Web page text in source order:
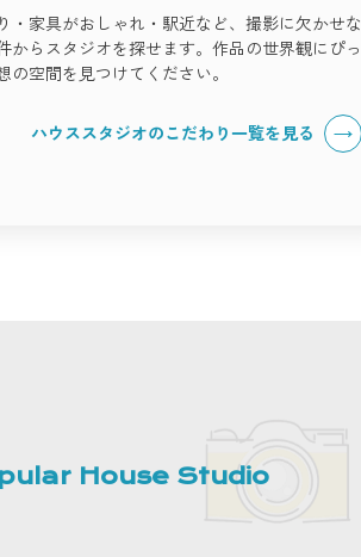
・家具がおしゃれ・駅近など、撮影に欠かせな
からスタジオを探せます。作品の世界観にぴっ
の空間を見つけてください。
ハウススタジオのこだわり一覧を見る
House Studio